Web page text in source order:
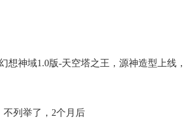
神域1.0版-天空塔之王，源神造型上线
列举了，2个月后